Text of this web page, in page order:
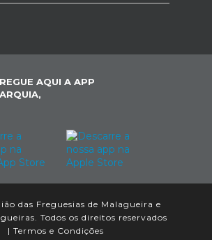
AQUI A APP
das Freguesias de Malagueira e
Todos os direitos reservados
| Termos e Condições